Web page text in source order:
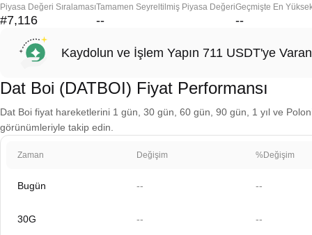
Piyasa Değeri Sıralaması
#7,116
Tamamen Seyreltilmiş Piyasa Değeri
--
Geçmişte En
--
Kaydolun ve İşlem Yapın 711 USDT'ye
Dat Boi (DATBOI) Fiyat Performansı
Dat Boi fiyat hareketlerini 1 gün, 30 gün, 60 gün, 90 gün, 1 yıl ve
görünümleriyle takip edin.
Zaman Değişim %Değişim
Bugün -- --
30G -- --